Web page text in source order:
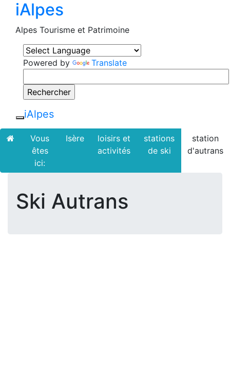
iAlpes
Alpes Tourisme et Patrimoine
Powered by Translate
iAlpes
Vous
êtes
ici:
Isère
loisirs et
activités
stations
de ski
station
d'autrans
Ski Autrans